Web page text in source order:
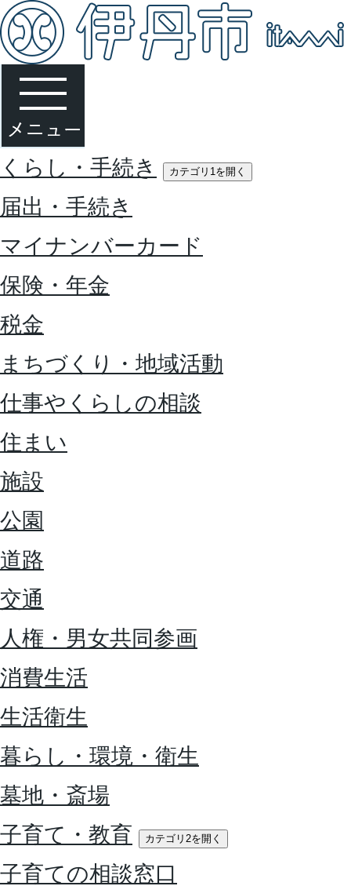
くらし・手続き カテゴリ1を開く
届出・手続き
マイナンバーカード
保険・年金
税金
まちづくり・地域活動
仕事やくらしの相談
住まい
施設
公園
道路
交通
人権・男女共同参画
消費生活
生活衛生
暮らし・環境・衛生
墓地・斎場
子育て・教育
カテゴリ2を開く
子育ての相談窓口